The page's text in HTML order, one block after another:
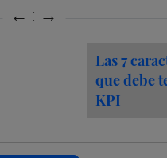
Las 7
que debe
KPI